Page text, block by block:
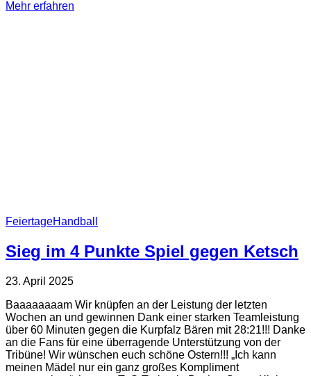
Mehr erfahren
FeiertageHandball
Sieg im 4 Punkte Spiel gegen Ketsch
23. April 2025
Baaaaaaaam Wir knüpfen an der Leistung der letzten
Wochen an und gewinnen Dank einer starken Teamleistung
über 60 Minuten gegen die Kurpfalz Bären mit 28:21!!! Danke
an die Fans für eine überragende Unterstützung von der
Tribüne! Wir wünschen euch schöne Ostern!!! „Ich kann
meinen Mädel nur ein ganz großes Kompliment